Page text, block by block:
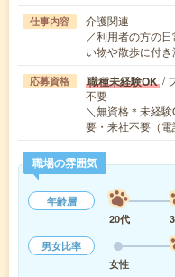
仕事内容
介護関連
／利用者の方の
い物や散歩に付
応募資格 職種未経験OK /
不要
＼無資格＊未経
要・来社不要（
職場の雰囲気
年齢層
20代
男女比率
女性